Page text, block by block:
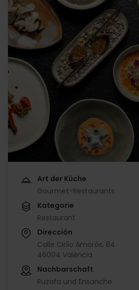
Art der Küche
Gourmet-Restaurants
Kategorie
Restaurant
Dirección
Calle Cirilo Amorós, 84
46004 València
Nachbarschaft
Ruzafa und Ensanche